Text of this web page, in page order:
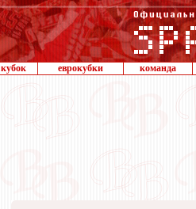
кубок еврокубки команда